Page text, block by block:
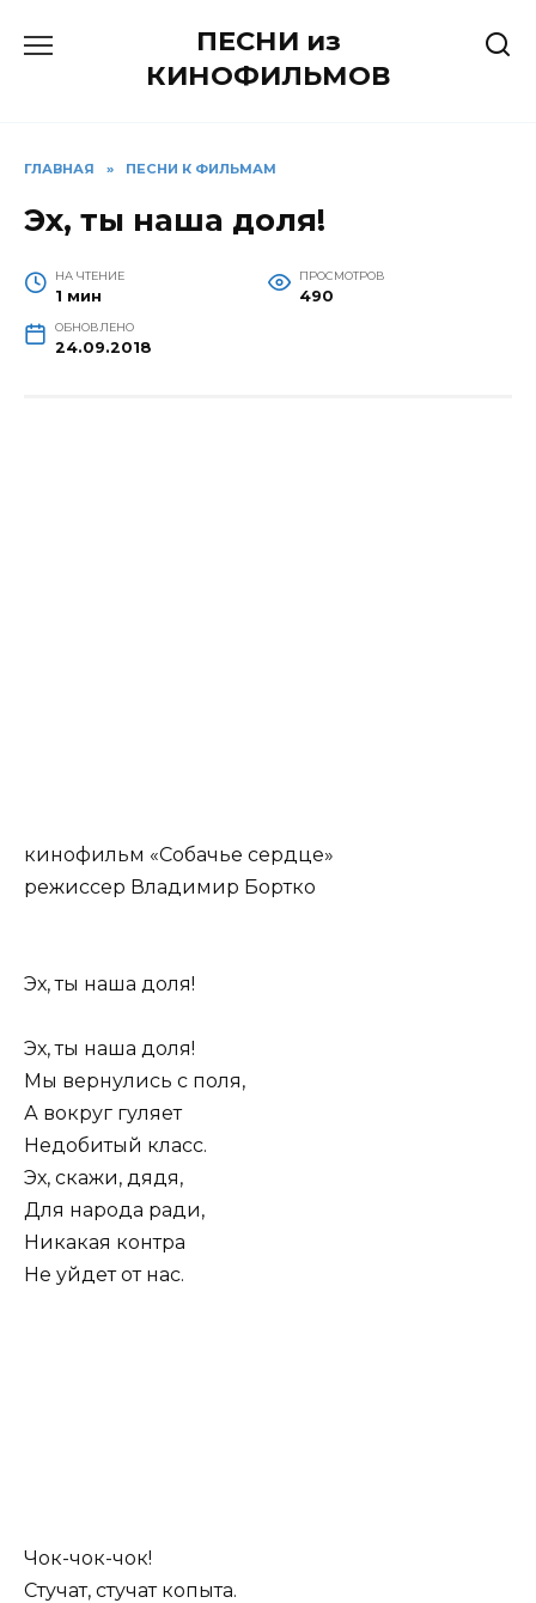
ПЕСНИ из
КИНОФИЛЬМОВ
ГЛАВНАЯ » ПЕСНИ К ФИЛЬМАМ
Эх, ты наша доля!
НА ЧТЕНИЕ
1 мин
ПРОСМОТРОВ
490
ОБНОВЛЕНО
24.09.2018
кинофильм «Собачье сердце»
режиссер Владимир Бортко
Эх, ты наша доля!
Эх, ты наша доля!
Мы вернулись с поля,
А вокруг гуляет
Недобитый класс.
Эх, скажи, дядя,
Для народа ради,
Никакая контра
Не уйдет от нас.
Чок-чок-чок!
Стучат, стучат копыта.